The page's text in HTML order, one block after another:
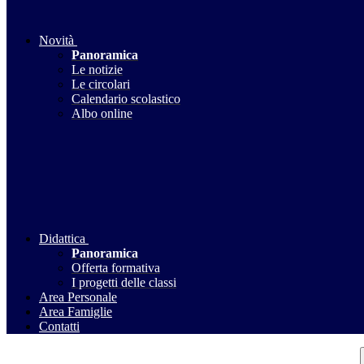
Novità
Panoramica
Le notizie
Le circolari
Calendario scolastico
Albo online
Didattica
Panoramica
Offerta formativa
I progetti delle classi
Area Personale
Area Famiglie
Contatti